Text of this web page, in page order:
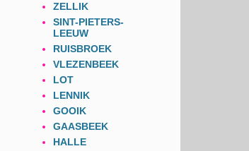
ZELLIK
SINT-PIETERS-
LEEUW
RUISBROEK
VLEZENBEEK
LOT
LENNIK
GOOIK
GAASBEEK
HALLE